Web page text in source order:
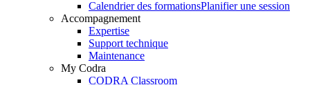
Calendrier des formationsPlanifier une session
Accompagnement
Expertise
Support technique
Maintenance
My Codra
CODRA Classroom